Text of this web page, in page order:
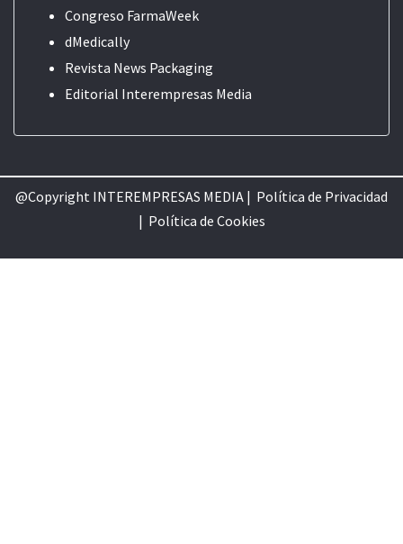
Congreso FarmaWeek
dMedically
Revista News Packaging
Editorial Interempresas Media
@Copyright INTEREMPRESAS MEDIA | Política de Privacidad
| Política de Cookies